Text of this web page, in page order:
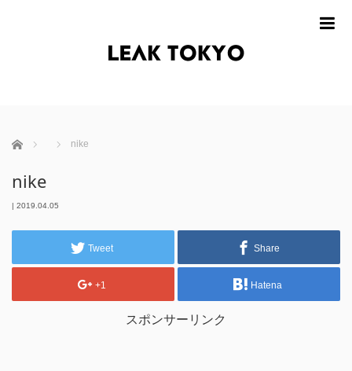
ホーム nike
nike
| 2019.04.05
Tweet Share
+1 Hatena
スポンサーリンク